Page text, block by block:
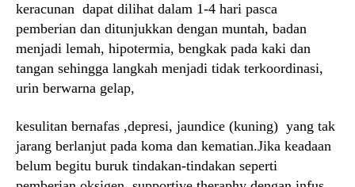
keracunan dapat dilihat dalam 1-4 hari pasca
pemberian dan ditunjukkan dengan muntah, badan
menjadi lemah, hipotermia, bengkak pada kaki dan
tangan sehingga langkah menjadi tidak terkoordinasi,
urin berwarna gelap,
kesulitan bernafas ,depresi, jaundice (kuning) yang tak
jarang berlanjut pada koma dan kematian.Jika keadaan
belum begitu buruk tindakan-tindakan seperti